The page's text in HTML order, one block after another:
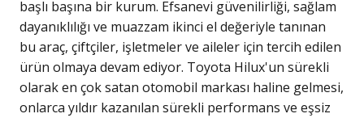
başlı başına bir kurum. Efsanevi güvenilirliği, sağlam
dayanıklılığı ve muazzam ikinci el değeriyle tanınan
bu araç, çiftçiler, işletmeler ve aileler için tercih edilen
ürün olmaya devam ediyor. Toyota Hilux'un sürekli
olarak en çok satan otomobil markası haline gelmesi,
onlarca yıldır kazanılan sürekli performans ve eşsiz